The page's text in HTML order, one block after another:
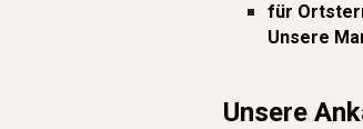
für
Unsere
Unsere